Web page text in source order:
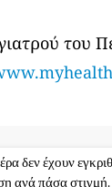
του
δεν έχουν
ανά πάσα